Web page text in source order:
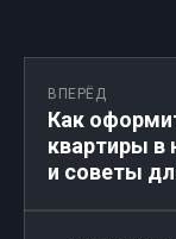
ВПЕРЁД
Как
квартиры в
и советы